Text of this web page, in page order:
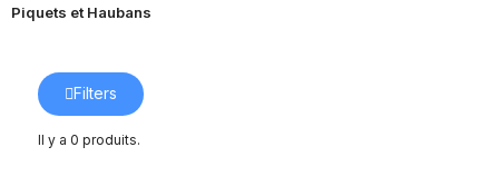
Piquets et Haubans
Il y a 0 produits.
Filters